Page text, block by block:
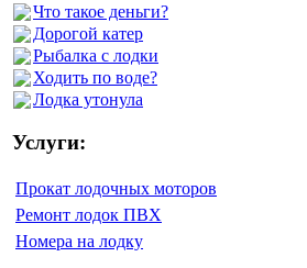
Что такое деньги?
Дорогой катер
Рыбалка с лодки
Ходить по воде?
Лодка утонула
Услуги:
Прокат лодочных моторов
Ремонт лодок ПВХ
Номера на лодку